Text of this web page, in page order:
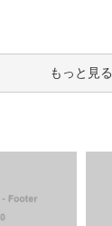
もっと見る